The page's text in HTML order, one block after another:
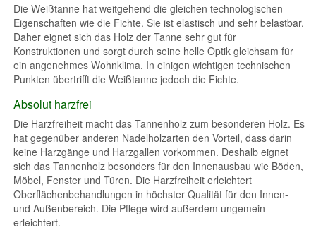
Die Weißtanne hat weitgehend die gleichen technologischen
Eigenschaften wie die Fichte. Sie ist elastisch und sehr belastbar.
Daher eignet sich das Holz der Tanne sehr gut für
Konstruktionen und sorgt durch seine helle Optik gleichsam für
ein angenehmes Wohnklima. In einigen wichtigen technischen
Punkten übertrifft die Weißtanne jedoch die Fichte.
Absolut harzfrei
Die Harzfreiheit macht das Tannenholz zum besonderen Holz. Es
hat gegenüber anderen Nadelholzarten den Vorteil, dass darin
keine Harzgänge und Harzgallen vorkommen. Deshalb eignet
sich das Tannenholz besonders für den Innenausbau wie Böden,
Möbel, Fenster und Türen. Die Harzfreiheit erleichtert
Oberflächenbehandlungen in höchster Qualität für den Innen-
und Außenbereich. Die Pflege wird außerdem ungemein
erleichtert.